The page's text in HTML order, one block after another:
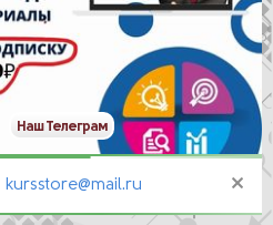
Наш Телеграм
kursstore@mail.ru